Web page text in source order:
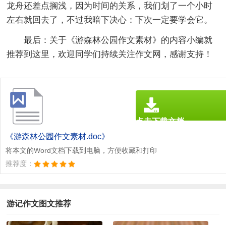
龙舟还差点搁浅，因为时间的关系，我们划了一个小时
左右就回去了，不过我暗下决心：下次一定要学会它。
最后： 关于《游森林公园作文素材》的内容小编就
推荐到这里，欢迎同学们持续关注作文网，感谢支持！
《游森林公园作文素材.doc》
将本文的Word文档下载到电脑，方便收藏和打印
推荐度：
点击下载文档
游记作文图文推荐